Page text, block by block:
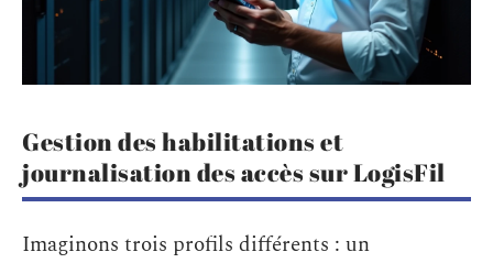
Gestion des habilitations et
journalisation des accès sur LogisFil
Imaginons trois profils différents : un